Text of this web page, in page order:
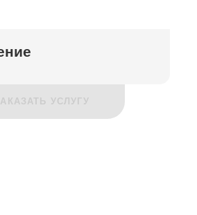
УСЛУГУ